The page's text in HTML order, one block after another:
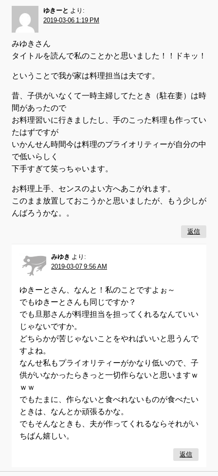
ゆきーと より:
2019-03-06 1:19 PM
みゆきさん
タイトルを読んで私のことかと思いました！！ドキッ！
ということで我が家は料理担当は夫です。
昔、子供がいなくて一時主婦してたとき（駐在妻）は時
間があったので
お料理習いに行きましたし、手のこった料理も作ってい
たはずですが
いかんせん時間今は料理のプライオリティーが自分の中
で低いらしく
下手すぎて笑っちゃいます。
お料理上手、センスのよい方へあこがれます。
このまま放置しておこうかと思いましたが、もう少しが
んばろうかな。。
返信
みゆき より:
2019-03-07 9:56 AM
ゆきーとさん、なんと！私のことですよぉ～
でもゆきーとさんも同じですか？
でも旦那さんが料理担当を担ってくれるなんていい
じゃないですか。
どちらかが苦じゃないことをやればいいと思うんで
すよね。
なんせ私もプライオリティーがかなり低いので、子
供がいなかったらきっと一切作らないと思いますｗ
ｗｗ
でもたまに、作らないと食べれないものが食べたい
ときは、なんとか頑張るかな。
でもそんなときも、夫が作ってくれるならそれがい
ちばん嬉しい。
返信